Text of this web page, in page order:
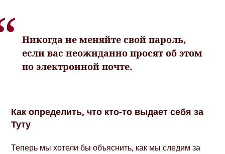
Никогда не меняйте свой пароль,
если вас неожиданно просят об этом
по электронной почте.
Как определить, что кто-то выдает себя за
Туту
Теперь мы хотели бы объяснить, как мы следим за